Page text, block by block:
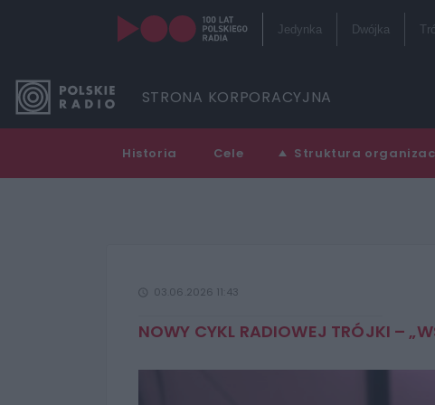
Jedynka Dwójka
Serwisy
STRONA KORPORACYJNA
Historia Cele Struktura
03.06.2026 11:43
NOWY CYKL RADIOWEJ TRÓJKI –